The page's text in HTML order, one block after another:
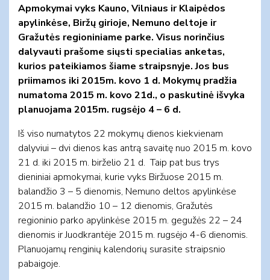
Apmokymai vyks Kauno, Vilniaus ir Klaipėdos
apylinkėse, Biržų girioje, Nemuno deltoje ir
Gražutės regioniniame parke. Visus norinčius
dalyvauti prašome siųsti specialias anketas,
kurios pateikiamos šiame straipsnyje. Jos bus
priimamos iki 2015m. kovo 1 d. Mokymų pradžia
numatoma 2015 m. kovo 21d., o paskutinė išvyka
planuojama 2015m. rugsėjo 4 – 6 d.
Iš viso numatytos 22 mokymų dienos kiekvienam
dalyviui – dvi dienos kas antrą savaitę nuo 2015 m. kovo
21 d. iki 2015 m. birželio 21 d. Taip pat bus trys
dieniniai apmokymai, kurie vyks Biržuose 2015 m.
balandžio 3 – 5 dienomis, Nemuno deltos apylinkėse
2015 m. balandžio 10 – 12 dienomis, Gražutės
regioninio parko apylinkėse 2015 m. gegužės 22 – 24
dienomis ir Juodkrantėje 2015 m. rugsėjo 4-6 dienomis.
Planuojamų renginių kalendorių surasite straipsnio
pabaigoje.